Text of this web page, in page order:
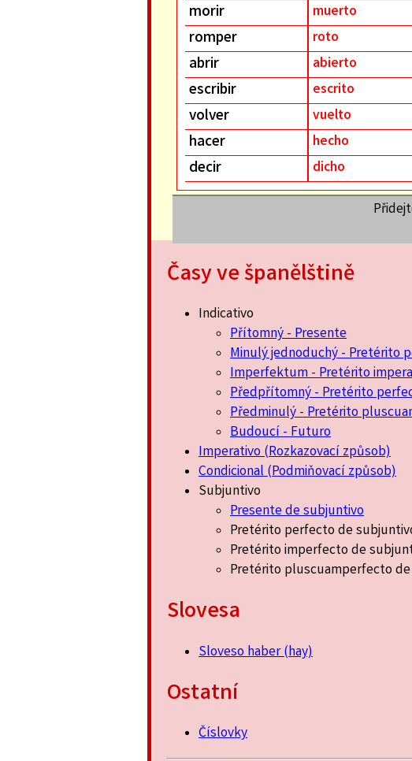
morir muerto
romper roto
abrir abierto
escribir escrito
volver vuelto
hacer hecho
decir dicho
Časy ve španělštině
Indicativo
Přítomný - Presente
Minulý jednoduchý - Pretérito
Imperfektum - Pretérito
Předpřítomný - Pretérito
Předminulý - Pretérito
Budoucí - Futuro
Imperativo (Rozkazovací způsob)
Condicional (Podmiňovací způsob)
Subjuntivo
Presente de subjuntivo
Pretérito perfecto de
Pretérito imperfecto de
Pretérito pluscuamperfecto
Slovesa
Sloveso haber (hay)
Ostatní
Číslovky